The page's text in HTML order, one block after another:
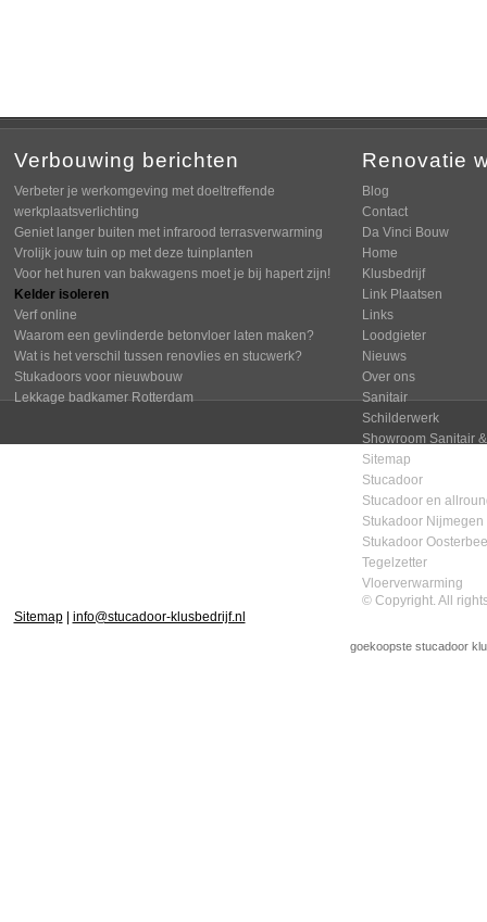
Verbouwing berichten
Verbeter je werkomgeving met doeltreffende
werkplaatsverlichting
Geniet langer buiten met infrarood terrasverwarming
Vrolijk jouw tuin op met deze tuinplanten
Voor het huren van bakwagens moet je bij hapert zijn!
Kelder isoleren
Verf online
Waarom een gevlinderde betonvloer laten maken?
Wat is het verschil tussen renovlies en stucwerk?
Stukadoors voor nieuwbouw
Lekkage badkamer Rotterdam
Renovatie
Blog
Contact
Da Vinci Bouw
Home
Klusbedrijf
Link Plaatsen
Links
Loodgieter
Nieuws
Over ons
Sanitair
Schilderwerk
Showroom Sanitair
Sitemap
Stucadoor
Stucadoor en
Stukadoor Nijmegen
Stukadoor
Tegelzetter
Vloerverwarming
Sitemap| info@stucadoor-klusbedrijf.nl
© Copyright. All
goekoopste stucadoor